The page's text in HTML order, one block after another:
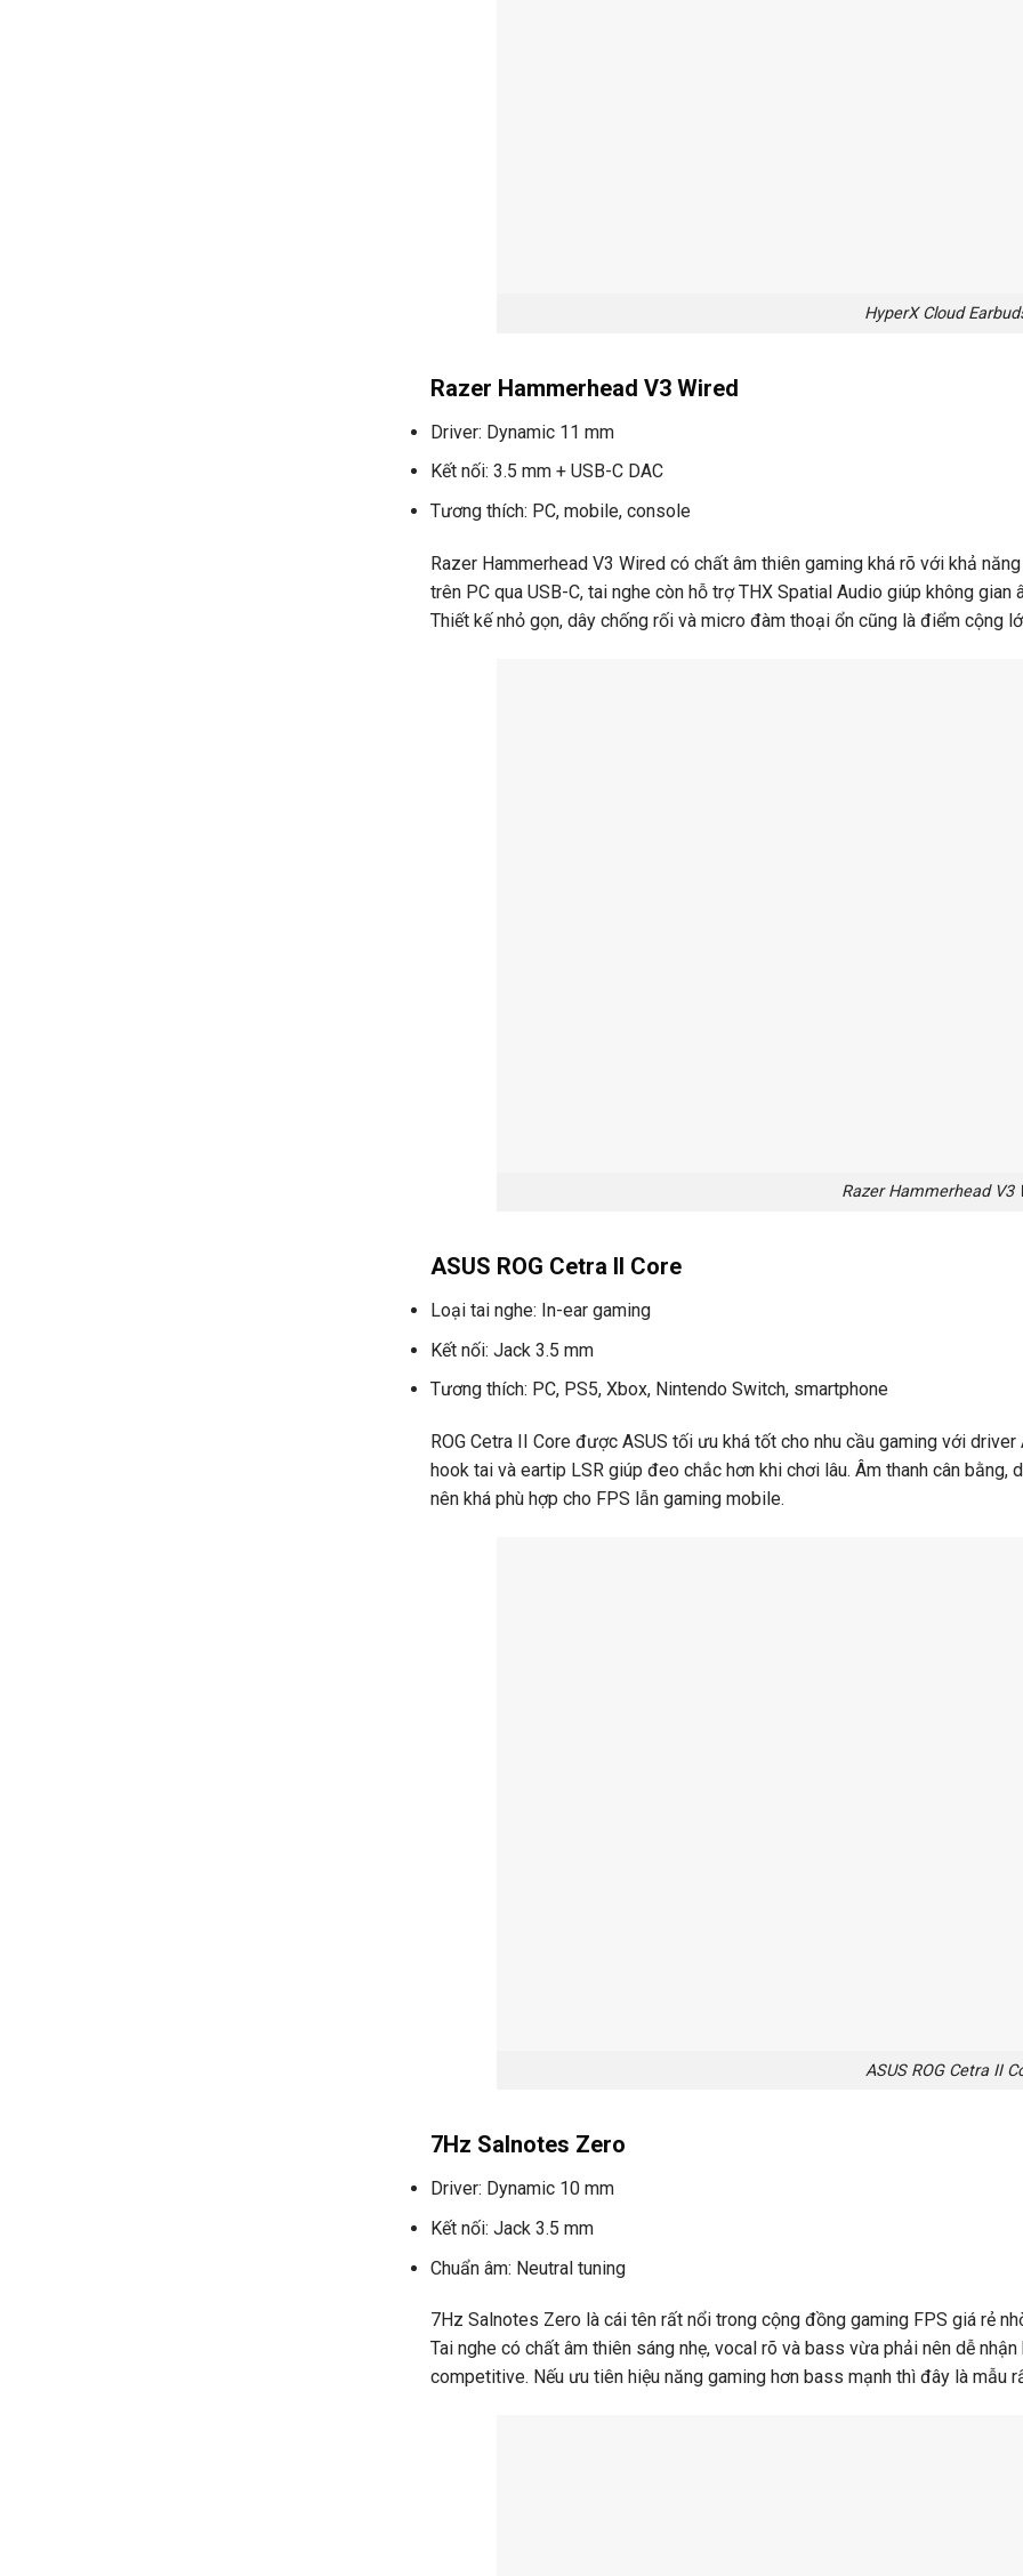
HyperX Cloud
Razer Hammerhead V3 Wired
Driver: Dynamic 11 mm
Kết nối: 3.5 mm + USB-C DAC
Tương thích: PC, mobile, console
Razer Hammerhead V3 Wired có chất âm thiên gaming khá rõ với khả
trên PC qua USB-C, tai nghe còn hỗ trợ THX Spatial Audio giúp không
Thiết kế nhỏ gọn, dây chống rối và micro đàm thoại ổn cũng là điểm cộng
Razer Hammerhead V3
ASUS ROG Cetra II Core
Loại tai nghe: In-ear gaming
Kết nối: Jack 3.5 mm
Tương thích: PC, PS5, Xbox, Nintendo Switch, smartphone
ROG Cetra II Core được ASUS tối ưu khá tốt cho nhu cầu gaming với
hook tai và eartip LSR giúp đeo chắc hơn khi chơi lâu. Âm thanh cân
nên khá phù hợp cho FPS lẫn gaming mobile.
ASUS ROG Cetra II
7Hz Salnotes Zero
Driver: Dynamic 10 mm
Kết nối: Jack 3.5 mm
Chuẩn âm: Neutral tuning
7Hz Salnotes Zero là cái tên rất nổi trong cộng đồng gaming FPS giá rẻ
Tai nghe có chất âm thiên sáng nhẹ, vocal rõ và bass vừa phải nên dễ
competitive. Nếu ưu tiên hiệu năng gaming hơn bass mạnh thì đây là mẫu